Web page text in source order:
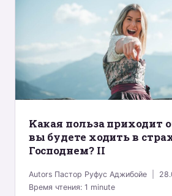
Kакая польза приходит
вы будете ходить в
Господнем? II
Autors Пастор Руфус Аджибойе
Время чтения:1 minute